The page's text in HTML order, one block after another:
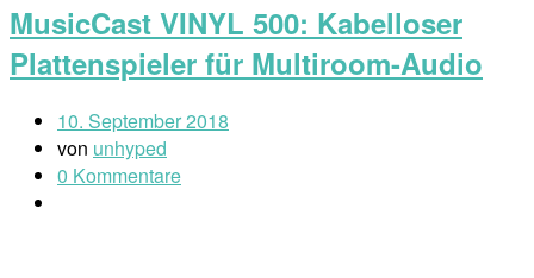
MusicCast VINYL 500: Kabelloser
Plattenspieler für Multiroom-Audio
10. September 2018
von unhyped
0 Kommentare